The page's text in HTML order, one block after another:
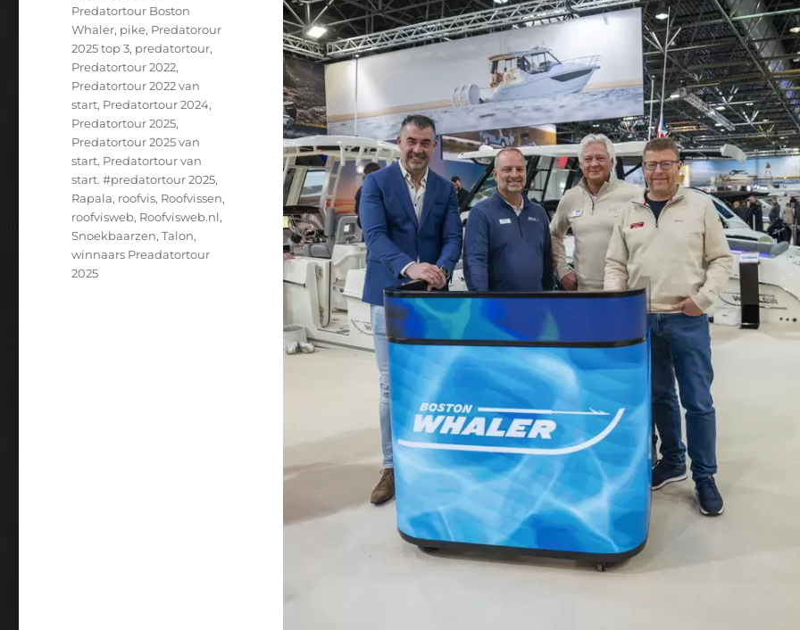
Predatortour Boston
Whaler, pike, Predatorour
2025 top 3, predatortour,
Predatortour 2022,
Predatortour 2022 van
start, Predatortour 2024,
Predatortour 2025,
Predatortour 2025 van
start, Predatortour van
start. #predatortour 2025,
Rapala, roofvis, Roofvissen,
roofvisweb, Roofvisweb.nl,
Snoekbaarzen,Talon,
winnaars Preadatortour
2025